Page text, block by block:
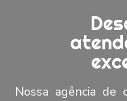
Nossa agência de